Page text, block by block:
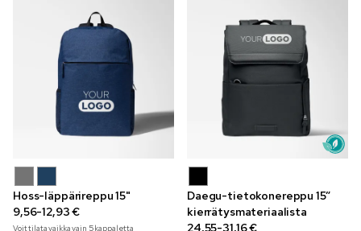
Hoss-läppärireppu 15"
9,56-12,93 €
Voit tilata vaikka vain 5kappaletta
Daegu-tietokonereppu 15”
kierrätysmateriaalista
24,55-31,16 €